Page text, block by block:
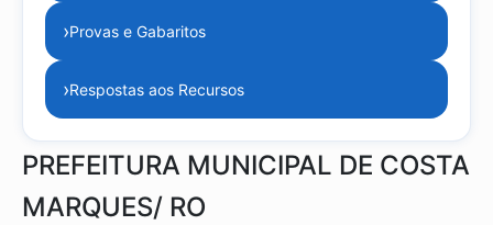
PREFEITURA MUNICIPAL DE COSTA
MARQUES/ RO
›Provas e Gabaritos
›Respostas aos Recursos